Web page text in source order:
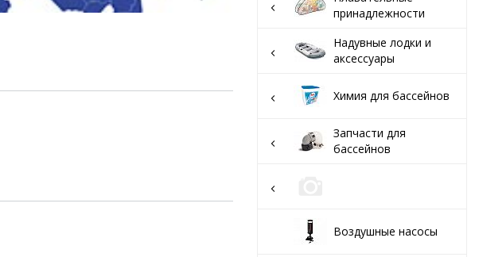
принадлежности
Надувные лодки и
аксессуары
Химия для бассейнов
Запчасти для
бассейнов
Воздушные насосы